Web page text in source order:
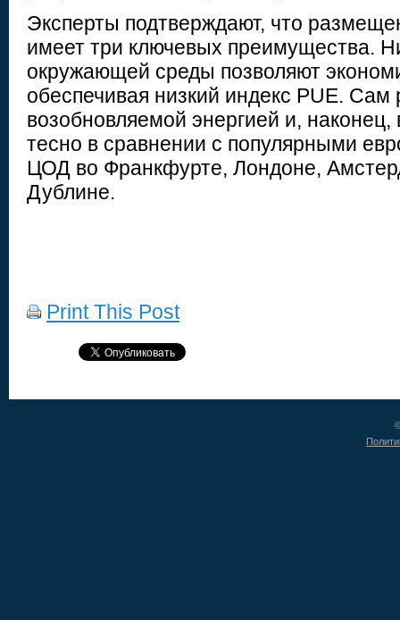
Эксперты подтверждают, что
имеет три ключевых преимущества.
окружающей среды позволяют
обеспечивая низкий индекс PUE. Сам
возобновляемой энергией и,
тесно в сравнении с популярными
ЦОД во Франкфурте, Лондоне,
Дублине.
Print This Post